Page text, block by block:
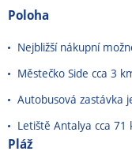
Poloha
Nejbližší nákupní
Městečko Side cca 3
Autobusová zastávka
Letiště Antalya cca 71
Pláž